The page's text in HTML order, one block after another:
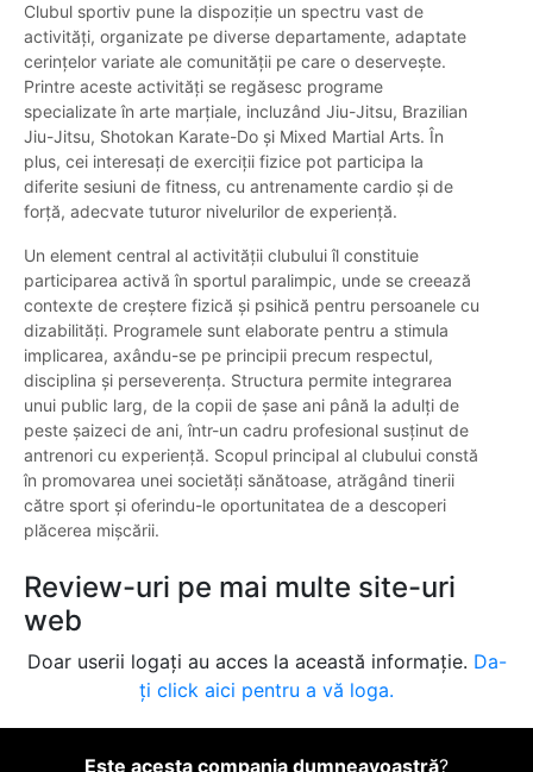
Clubul sportiv pune la dispoziție un spectru vast de
activități, organizate pe diverse departamente, adaptate
cerințelor variate ale comunității pe care o deservește.
Printre aceste activități se regăsesc programe
specializate în arte marțiale, incluzând Jiu-Jitsu, Brazilian
Jiu-Jitsu, Shotokan Karate-Do și Mixed Martial Arts. În
plus, cei interesați de exerciții fizice pot participa la
diferite sesiuni de fitness, cu antrenamente cardio și de
forță, adecvate tuturor nivelurilor de experiență.
Un element central al activității clubului îl constituie
participarea activă în sportul paralimpic, unde se creează
contexte de creștere fizică și psihică pentru persoanele cu
dizabilități. Programele sunt elaborate pentru a stimula
implicarea, axându-se pe principii precum respectul,
disciplina și perseverența. Structura permite integrarea
unui public larg, de la copii de șase ani până la adulți de
peste șaizeci de ani, într-un cadru profesional susținut de
antrenori cu experiență. Scopul principal al clubului constă
în promovarea unei societăți sănătoase, atrăgând tinerii
către sport și oferindu-le oportunitatea de a descoperi
plăcerea mișcării.
Review-uri pe mai multe site-uri
web
Doar userii logați au acces la această informație. Da-
ți click aici pentru a vă loga.
Este acesta compania dumneavoastră?